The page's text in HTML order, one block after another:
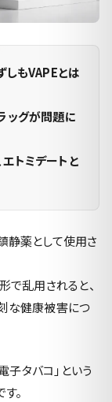
しもVAPEとは
ッグが問題に
トミデートと
静薬として使用さ
で乱用されると、
な健康被害につ
子タバコ」という
。